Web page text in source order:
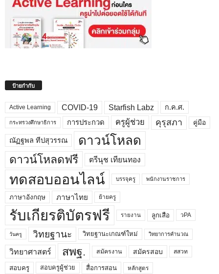
ป้ายกำกับ
Active Learning COVID-19 Starfish Labz ก.ค.ศ.
กระทรวงศึกษาธิการ การประกวด ครูผู้ช่วย คุรุสภา คู่มือ
ณัฏฐพล ทีปสุวรรณ ดาวน์โหลด
ดาวน์โหลดฟรี ตรีนุช เทียนทอง
ทดสอบออนไลน์ บรรจุครู พนักงานราชการ
ภาษาอังกฤษ ภาษาไทย ย้ายครู
รับเกียรติบัตรฟรี รายงาน ลูกเสือ วPA
วันครู วิทยฐานะ วิทยฐานะเกณฑ์ใหม่ วิทยาการคำนวณ
วิทยาศาสตร์ สพฐ. สมัครงาน สมัครสอบ สสวท
สอบครู สอบครูผู้ช่วย สื่อการสอน หลักสูตร